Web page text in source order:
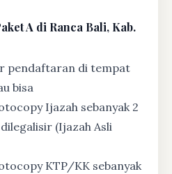
A di Ranca Bali, Kab.
pendaftaran di tempat
bisa
Ijazah sebanyak 2
(Ijazah Asli
KTP/KK sebanyak